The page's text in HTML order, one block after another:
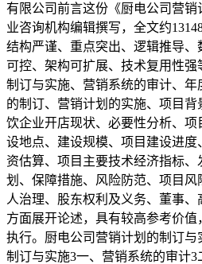
有限公司前言这份《厨电公司营
业咨询机构编辑撰写，全文约
结构严谨、重点突出、逻辑推导
可控、架构可扩展、技术复用性
制订与实施、营销系统的审计、年
的制订、营销计划的实施、项目
饮企业开店现状、必要性分析、
设地点、建设规模、项目建设进
资估算、项目主要技术经济指标
划、保障措施、风险防范、项目
人治理、股东权利及义务、董事
方面展开论述，具有较高参考价
执行。厨电公司营销计划的制订
制订与实施3一、营销系统的审计